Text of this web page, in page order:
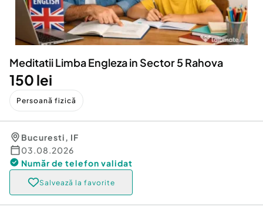
Servicii
Animale de companie
Afaceri și echipamente profesionale
Inchiriere Bunuri si Vehicule
Utilaje agricole si industriale
Piese auto si accesorii
Dacia Duster
Meditatii Limba Engleza in Sector 5 Rahova
150 lei
Persoană fizică
Bucuresti, IF
03.08.2026
Număr de telefon validat
Salvează la favorite